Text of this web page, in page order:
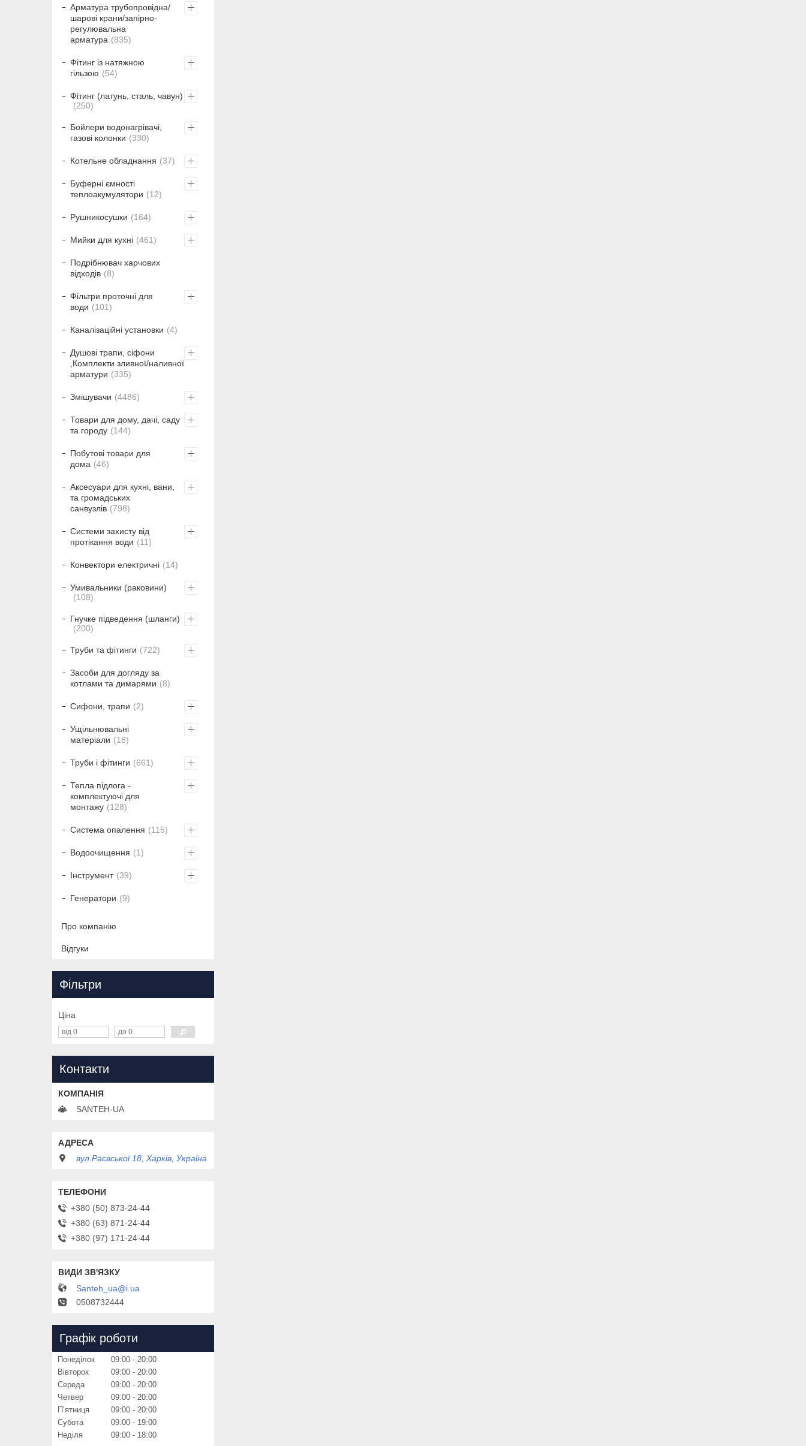
Арматура трубопровідна/
шарові крани/запірно-
регулювальна
арматура
835
Фітинг із натяжною
гільзою
54
Фітинг (латунь, сталь, чавун)
250
Бойлери водонагрівачі,
газові колонки
330
Котельне обладнання 37
Буферні ємності
теплоакумулятори
12
Рушникосушки 164
Мийки для кухні 461
Подрібнювач харчових
відходів
8
Фільтри проточні для
води
101
Каналізаційні установки 4
Душові трапи, сіфони
,Комплекти зливної/наливної
арматури
335
Змішувачи 4486
Товари для дому, дачі, саду
та городу
144
Побутові товари для
дома
46
Аксесуари для кухні, вани,
та громадських
санвузлів
798
Системи захисту від
протікання води
11
Конвектори електричні 14
Умивальники (раковини)
108
Гнучке підведення (шланги)
200
Труби та фітинги 722
Засоби для догляду за
котлами та димарями
8
Сифони, трапи 2
Ущільнювальні
матеріали
18
Труби і фітинги 661
Тепла підлога -
комплектуючі для
монтажу
128
Система опалення 115
Водоочищення 1
Інструмент 39
Генератори 9
Про компанію
Відгуки
Фільтри
Ціна
Контакти
SANTEH-UA
вул.Раєвської 18, Харків, Україна
+380 (50) 873-24-44
+380 (63) 871-24-44
+380 (97) 171-24-44
Santeh_ua@i.ua
0508732444
Графік роботи
Понеділок 09:00
20:00
Вівторок
09:00
20:00
Середа
09:00
20:00
Четвер
09:00
20:00
Пʼятниця
09:00
20:00
Субота
09:00
19:00
Неділя
09:00 18:00